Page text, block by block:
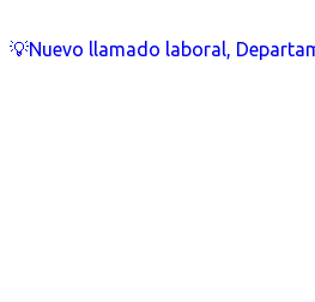
💡Nuevo llamado laboral,